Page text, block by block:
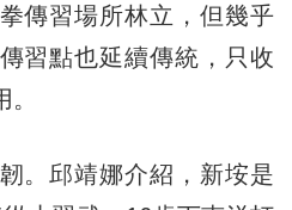
傳習場所林立，但幾乎
習點也延續傳統，只收
邱靖娜介紹，新垵是